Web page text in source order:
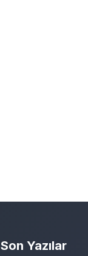
Son Yazılar